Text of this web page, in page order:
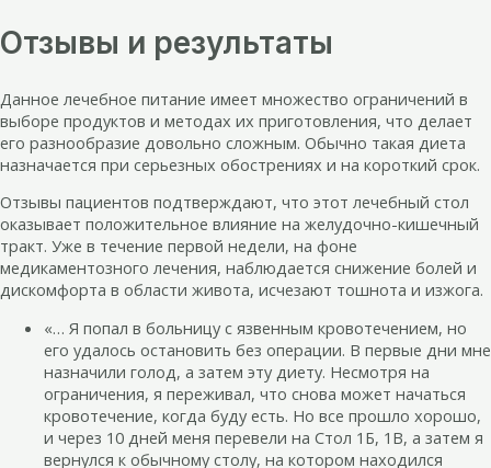
Отзывы и результаты
Данное лечебное питание имеет множество ограничений в
выборе продуктов и методах их приготовления, что делает
его разнообразие довольно сложным. Обычно такая диета
назначается при серьезных обострениях и на короткий срок.
Отзывы пациентов подтверждают, что этот лечебный стол
оказывает положительное влияние на желудочно-кишечный
тракт. Уже в течение первой недели, на фоне
медикаментозного лечения, наблюдается снижение болей и
дискомфорта в области живота, исчезают тошнота и изжога.
«… Я попал в больницу с язвенным кровотечением, но
его удалось остановить без операции. В первые дни мне
назначили голод, а затем эту диету. Несмотря на
ограничения, я переживал, что снова может начаться
кровотечение, когда буду есть. Но все прошло хорошо,
и через 10 дней меня перевели на Стол 1Б, 1В, а затем я
вернулся к обычному столу, на котором находился